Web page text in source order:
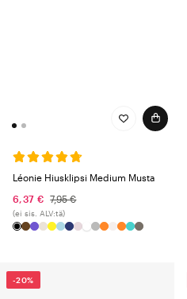
Léonie Hiusklipsi Medium Musta
6,37 €
7,95 €
(ei sis. ALV:tä)
-20%